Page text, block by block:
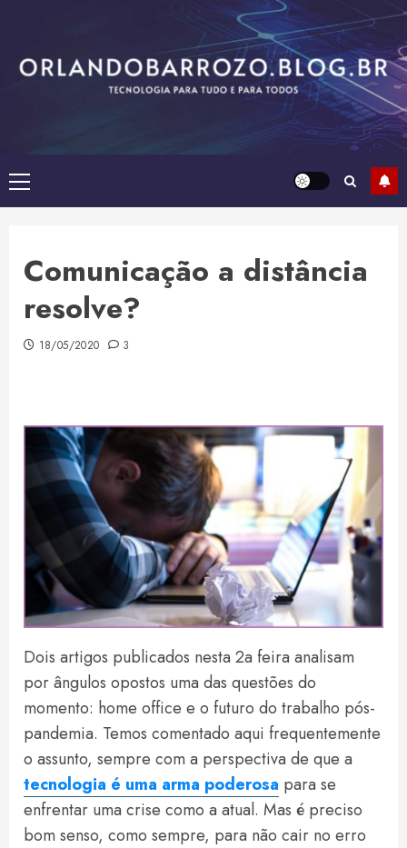
content
Primary
Menu
Comunicação a distância
resolve?
18/05/2020 3
Dois artigos publicados nesta 2a feira analisam
por ângulos opostos uma das questões do
momento: home office e o futuro do trabalho pós-
pandemia. Temos comentado aqui frequentemente
o assunto, sempre com a perspectiva de que a
tecnologia é uma arma poderosa para se
enfrentar uma crise como a atual. Mas é preciso
bom senso, como sempre, para não cair no erro